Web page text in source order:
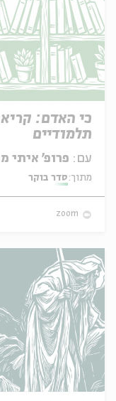
כי האדם:
תלמודיים
עם:
מתוך: סדר בוקר
zoom